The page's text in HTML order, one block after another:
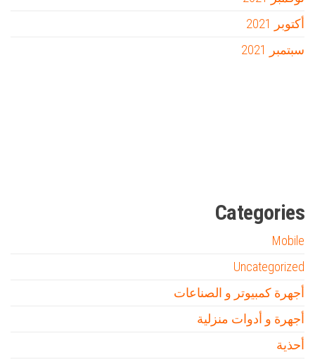
أكتوبر 2021
سبتمبر 2021
Categories
Mobile
Uncategorized
أجهرة كمبيوتر و الصناعات
أجهرة و أدوات منزلية
أحذية